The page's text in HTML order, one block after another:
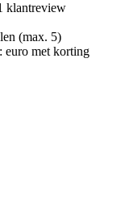
klantreview
(max. 5)
euro met korting